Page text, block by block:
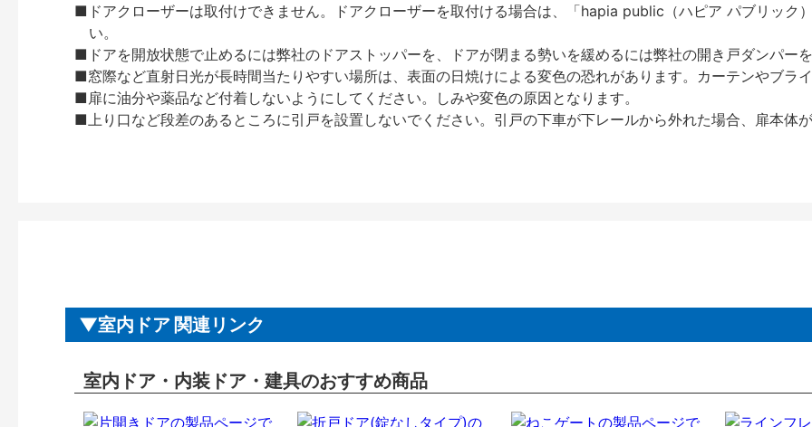
■ドアクローザーは取付けできません。ドアクローザーを取付ける場合は、「hapia public（ハピア パブリック
い。
■ドアを開放状態で止めるには弊社のドアストッパーを、ドアが閉まる勢いを緩めるには弊社の開き戸ダンパー
■窓際など直射日光が長時間当たりやすい場所は、表面の日焼けによる変色の恐れがあります。カーテンやブラ
■扉に油分や薬品など付着しないようにしてください。しみや変色の原因となります。
■上り口など段差のあるところに引戸を設置しないでください。引戸の下車が下レールから外れた場合、扉本体
室内ドア 関連リンク
室内ドア・内装ドア・建具のおすすめ商品